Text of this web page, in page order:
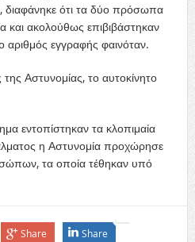
ότι τα δύο πρόσωπα
και ακολούθως επιβιβάστηκαν
αριθμός εγγραφής φαινόταν.
Αστυνομίας, το αυτοκίνητο
εντοπίστηκαν τα κλοπιμαία
η Αστυνομία προχώρησε
τα οποία τέθηκαν υπό
Share Share